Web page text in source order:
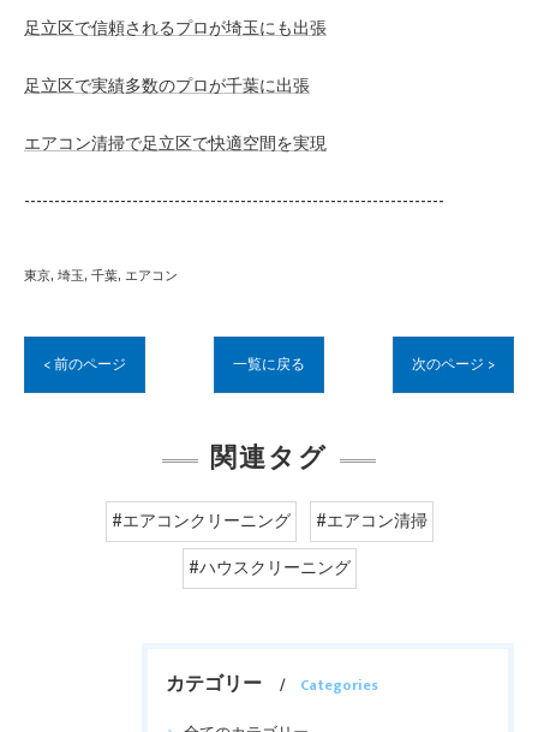
足立区で信頼されるプロが埼玉にも出張
足立区で実績多数のプロが千葉に出張
エアコン清掃で足立区で快適空間を実現
----------------------------------------------------------------------
東京 埼玉 千葉 エアコン
< 前のページ 一覧に戻る 次のページ >
関連タグ
#エアコンクリーニング
#エアコン清掃
#ハウスクリーニング
カテゴリー
Categories